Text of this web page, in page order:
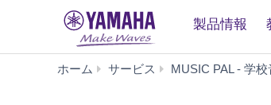
製品情報
ホーム サービス MUSIC PAL - 学